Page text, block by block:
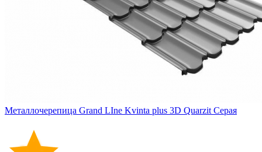
Металлочерепица Grand LIne Kvinta plus 3D Quarzit Серая